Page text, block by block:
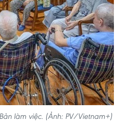
làm việc. (Ảnh: PV/Vietnam+)